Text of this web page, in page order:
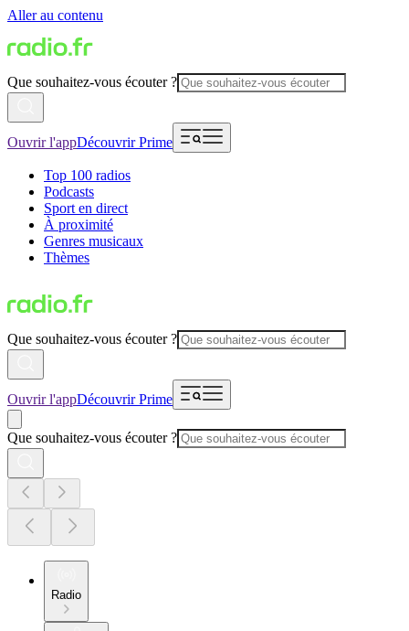
Aller au contenu
Que souhaitez-vous écouter ?
Ouvrir l'appDécouvrir Prime
Top 100 radios
Podcasts
Sport en direct
À proximité
Genres musicaux
Thèmes
Que souhaitez-vous écouter ?
Ouvrir l'appDécouvrir Prime
Que souhaitez-vous écouter ?
Radio